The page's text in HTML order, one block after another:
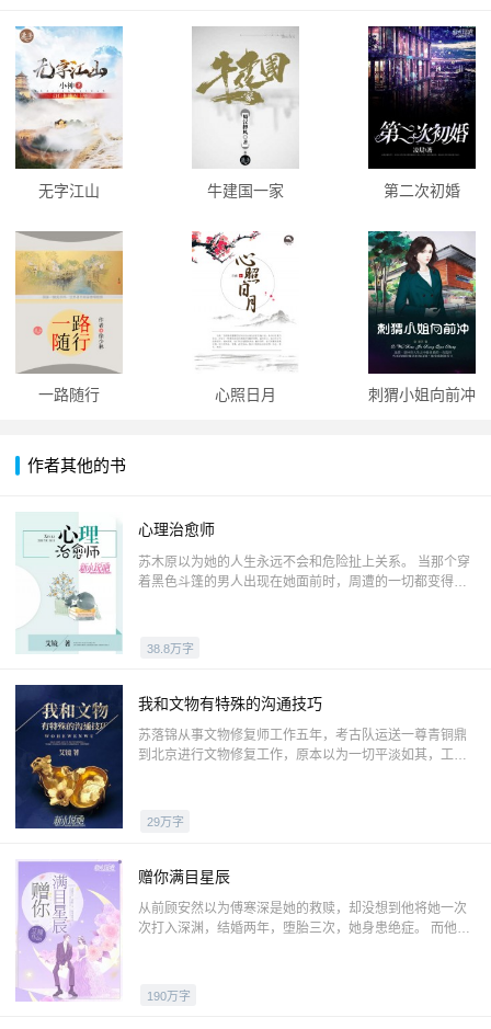
无字江山 牛建国一家 第二次初婚
一路随行 心照日月 刺猬小姐向前冲
作者其他的书
心理治愈师
苏木原以为她的人生永远不会和危险扯上关系。 当那个穿
着黑色斗篷的男人出现在她面前时，周遭的一切都变得分
人的，从来不是别人。
38.8万字
我和文物有特殊的沟通技巧
苏落锦从事文物修复师工作五年，考古队运送一尊青铜鼎
到北京进行文物修复工作，原本以为一切平淡如其，工作
29万字
赠你满目星辰
从前顾安然以为傅寒深是她的救赎，却没想到他将她一次
次打入深渊，结婚两年，堕胎三次，她身患绝症。 而他却
另人相救，眼见他与他深爱的女子举行盛大的婚礼，才真
正绝望。 当蜕变重生后，她身边亦有宠她入骨的人，回首
190万字